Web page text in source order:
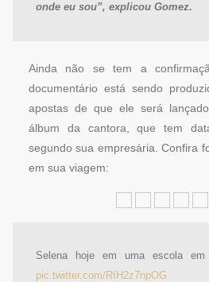
onde eu sou”, explicou Gomez.
Ainda não se tem a
documentário está sendo
apostas de que ele será
álbum da cantora, que tem
segundo sua empresária. Confira
em sua viagem:
Selena hoje em uma escola em
pic.twitter.com/RIH2z7npOG